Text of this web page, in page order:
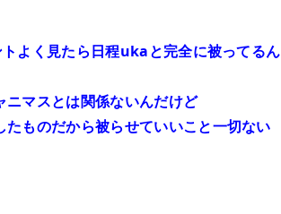
よく見たら日程ukaと完全に被ってるん
マスとは関係ないんだけど
ものだから被らせていいこと一切ない